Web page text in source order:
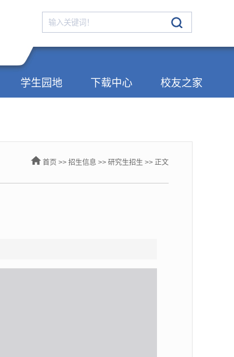
学生园地 下载中心 校友之家
首页 >> 招生信息 >> 研究生招生 >> 正文